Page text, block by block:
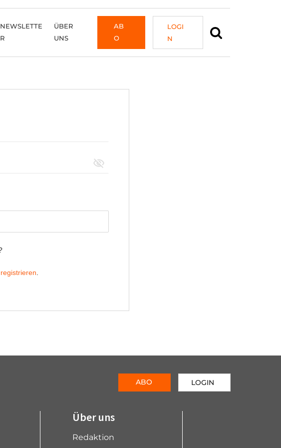
NEWSLETTE
R
ÜBER
UNS
AB
O
LOGI
N
Über uns
Redaktion
ABO LOGIN